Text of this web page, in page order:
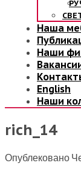
Наша
Наши
English
Наши
rich_14
Опублековано